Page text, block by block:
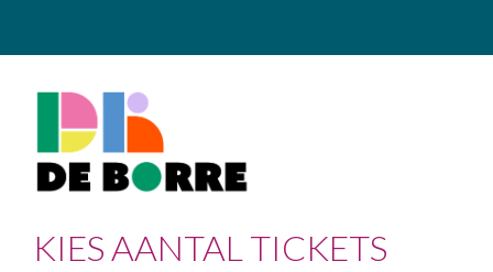
KIES AANTAL TICKETS